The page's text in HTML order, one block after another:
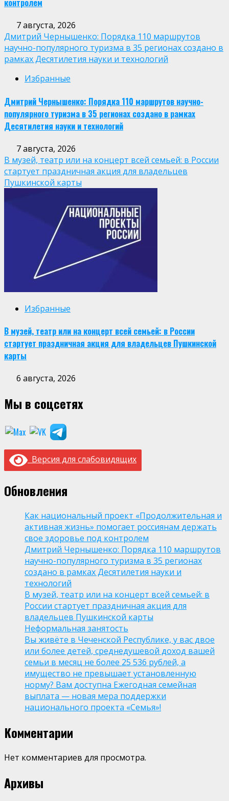
контролем
7 августа, 2026
Дмитрий Чернышенко: Порядка 110 маршрутов
научно-популярного туризма в 35 регионах создано в
рамках Десятилетия науки и технологий
Избранные
Дмитрий Чернышенко: Порядка 110 маршрутов научно-
популярного туризма в 35 регионах создано в рамках
Десятилетия науки и технологий
7 августа, 2026
В музей, театр или на концерт всей семьей: в России
стартует праздничная акция для владельцев
Пушкинской карты
Избранные
В музей, театр или на концерт всей семьей: в России
стартует праздничная акция для владельцев Пушкинской
карты
6 августа, 2026
Мы в соцсетях
Версия для слабовидящих
Обновления
Как национальный проект «Продолжительная и
активная жизнь» помогает россиянам держать
свое здоровье под контролем
Дмитрий Чернышенко: Порядка 110 маршрутов
научно-популярного туризма в 35 регионах
создано в рамках Десятилетия науки и
технологий
В музей, театр или на концерт всей семьей: в
России стартует праздничная акция для
владельцев Пушкинской карты
Неформальная занятость
Вы живёте в Чеченской Республике, у вас двое
или более детей, среднедушевой доход вашей
семьи в месяц не более 25 536 рублей, а
имущество не превышает установленную
норму? Вам доступна Ежегодная семейная
выплата — новая мера поддержки
национального проекта «Семья»!
Комментарии
Нет комментариев для просмотра.
Архивы